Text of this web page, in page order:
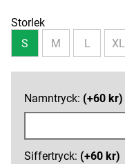
Namntryck: (+60 kr)
Siffertryck: (+60 kr)
Storlek
S
M L XL